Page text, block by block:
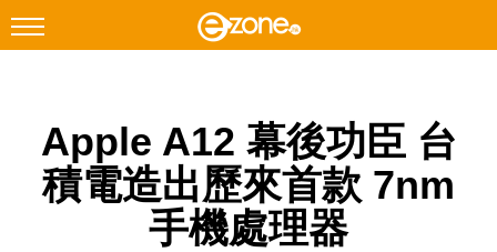
Facebook Instagram
科技焦點
Apple A12 幕後功臣 台
積電造出歷來首款 7nm
手機處理器